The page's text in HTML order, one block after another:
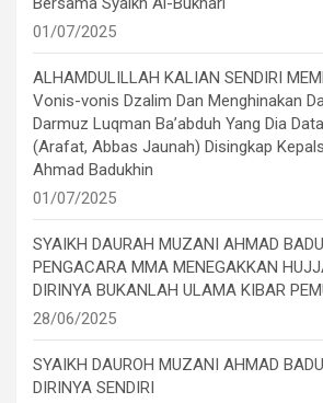
01/07/2025
ALHAMDULILLAH KALIAN SENDIRI
Vonis-vonis Dzalim Dan Menghinakan
Darmuz Luqman Ba’abduh Yang Dia
(Arafat, Abbas Jaunah) Disingkap
Ahmad Badukhin
01/07/2025
SYAIKH DAURAH MUZANI AHMAD
PENGACARA MMA MENEGAKKAN
DIRINYA BUKANLAH ULAMA KIBAR
28/06/2025
SYAIKH DAUROH MUZANI AHMAD
DIRINYA SENDIRI